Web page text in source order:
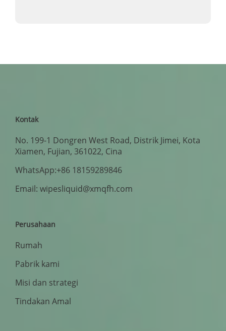
Kontak
No. 199-1 Dongren West Road, Distrik Jimei, Kota
Xiamen, Fujian, 361022, Cina
WhatsApp:+86 18159289846
Email: wipesliquid@xmqfh.com
Perusahaan
Rumah
Pabrik kami
Misi dan strategi
Tindakan Amal